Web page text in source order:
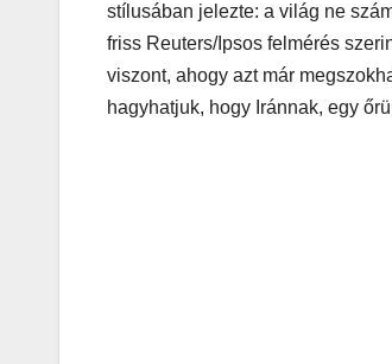
stílusában jelezte: a világ ne
friss Reuters/Ipsos felmérés
viszont, ahogy azt már
hagyhatjuk, hogy Iránnak, egy